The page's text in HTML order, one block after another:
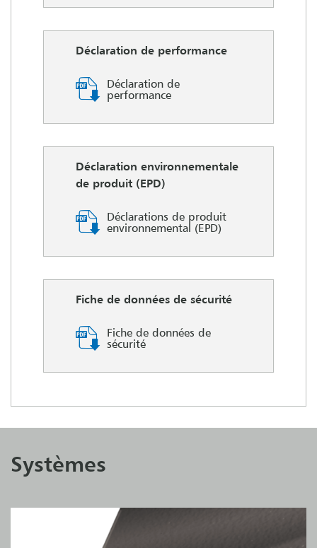
Déclaration de performance
Déclaration de
performance
Déclaration environnementale
de produit (EPD)
Déclarations de produit
environnemental (EPD)
Fiche de données de sécurité
Fiche de données de
sécurité
Systèmes